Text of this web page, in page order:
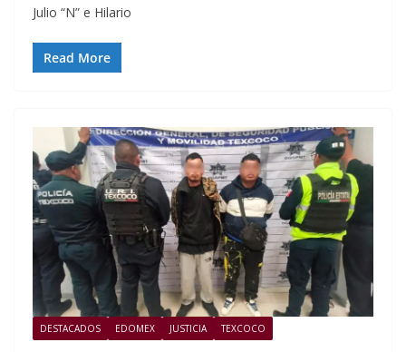
Julio “N” e Hilario
Read More
DESTACADOS EDOMEX JUSTICIA TEXCOCO